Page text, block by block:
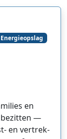
Energieopslag
en
bezitten —
en vertrek-